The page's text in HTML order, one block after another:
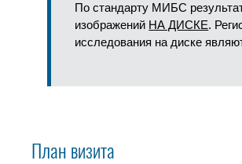
По стандарту МИБС
изображений НА ДИСКЕ.
исследования на диске
План визита